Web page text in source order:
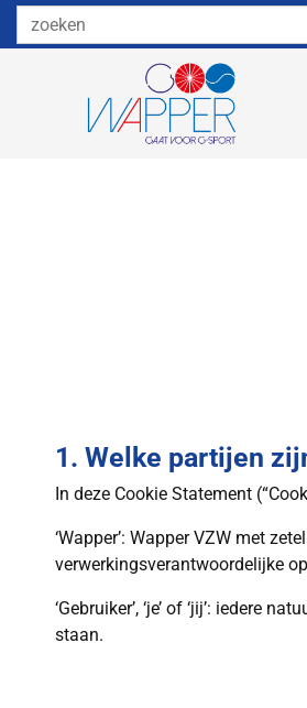
1. Welke partijen
In deze Cookie Statement
‘Wapper’: Wapper VZW met
verwerkingsverantwoordelijke
‘Gebruiker’, ‘je’ of ‘jij’:
staan.